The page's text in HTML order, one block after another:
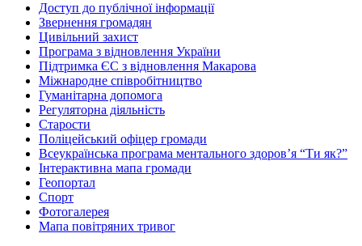
Доступ до публічної інформації
Звернення громадян
Цивільний захист
Програма з відновлення України
Підтримка ЄС з відновлення Макарова
Міжнародне співробітництво
Гуманітарна допомога
Регуляторна діяльність
Старости
Поліцейський офіцер громади
Всеукраїнська програма ментального здоров’я “Ти як?”
Інтерактивна мапа громади
Геопортал
Спорт
Фотогалерея
Мапа повітряних тривог